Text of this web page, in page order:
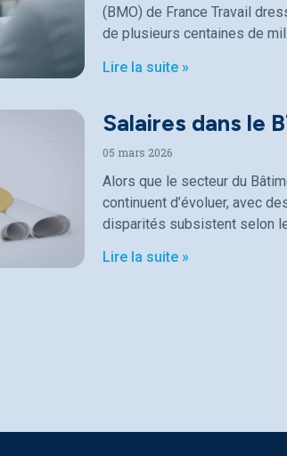
(BMO) de France Travail
de plusieurs centaines de
Lire la suite »
Salaires dans le
05 mars 2026
Alors que le secteur du
continuent d’évoluer, avec
disparités subsistent selon
Lire la suite »